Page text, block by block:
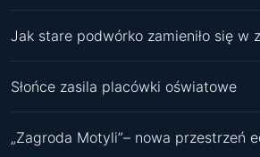
Jak stare podwórko zamieniło się w
Słońce zasila placówki oświatowe